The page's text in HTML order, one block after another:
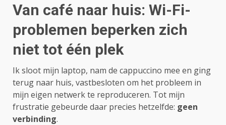
Van café naar huis: Wi-Fi-
problemen beperken zich
niet tot één plek
Ik sloot mijn laptop, nam de cappuccino mee en ging
terug naar huis, vastbesloten om het probleem in
mijn eigen netwerk te reproduceren. Tot mijn
frustratie gebeurde daar precies hetzelfde: geen
verbinding.